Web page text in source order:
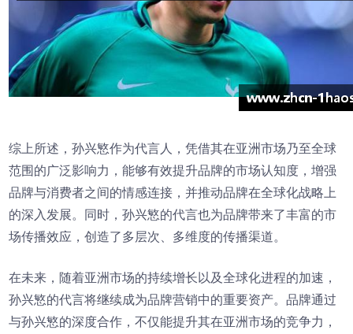
综上所述，孙兴慜作为代言人，凭借其在亚洲市场乃至全球
范围的广泛影响力，能够有效提升品牌的市场认知度，增强
品牌与消费者之间的情感连接，并推动品牌在全球化战略上
的深入发展。同时，孙兴慜的代言也为品牌带来了丰富的市
场传播效应，创造了多层次、多维度的传播渠道。
在未来，随着亚洲市场的持续增长以及全球化进程的加速，
孙兴慜的代言将继续成为品牌营销中的重要资产。品牌通过
与孙兴慜的深度合作，不仅能提升其在亚洲市场的竞争力，